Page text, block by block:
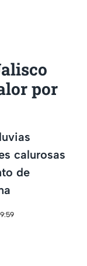
por
calurosas
de